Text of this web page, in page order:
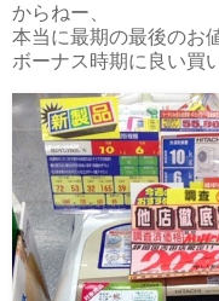
からねー、
本当に最期の最後のお
ボーナス時期に良い買